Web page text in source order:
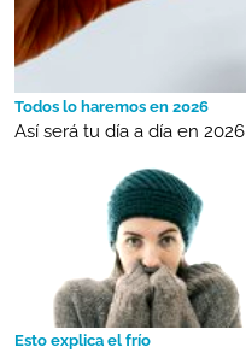
Todos lo haremos en 2026
Así será tu día a día en 2026
Esto explica el frío